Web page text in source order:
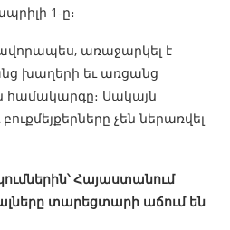
1-ը։
առաջարկել է
խաղերի եւ առցանց
Սակայն
չեն ներառվել
Հայաստանում
տարեցտարի աճում են